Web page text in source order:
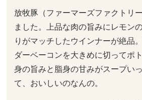
放牧豚（ファーマーズファクトリ
ました。上品な肉の旨みにレモン
りがマッチしたウインナーが絶品
ダーベーコンを大きめに切ってポ
身の旨みと脂身の甘みがスープい
て、おいしいのなんの。